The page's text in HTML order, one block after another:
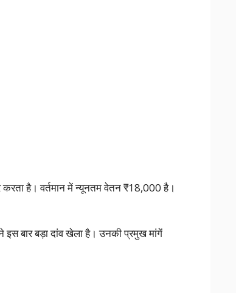
करता है। वर्तमान में न्यूनतम वेतन ₹18,000 है।
बार बड़ा दांव खेला है। उनकी प्रमुख मांगें